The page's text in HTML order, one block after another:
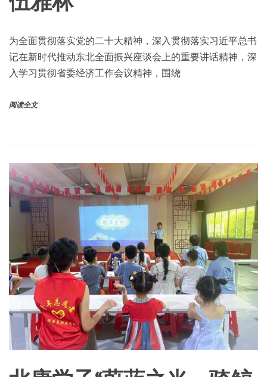
为全面贯彻落实党的二十大精神，深入贯彻落实习近平总书
记在新时代推动东北全面振兴座谈会上的重要讲话精神，深
入学习贯彻省委经济工作会议精神，围绕
阅读全文